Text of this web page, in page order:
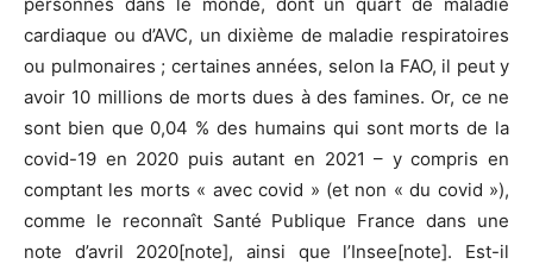
cardiaque ou d’AVC, un dixième de maladie respiratoires
ou pulmonaires ; certaines années, selon la FAO, il peut y
avoir 10 millions de morts dues à des famines. Or, ce ne
sont bien que 0,04 % des humains qui sont morts de la
covid-19 en 2020 puis autant en 2021 – y compris en
comptant les morts « avec covid » (et non « du covid »),
comme le reconnaît Santé Publique France dans une
note d’avril 2020[note], ainsi que l’Insee[note]. Est-il